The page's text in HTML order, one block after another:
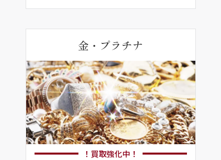
金・プラチナ
！買取強化中！